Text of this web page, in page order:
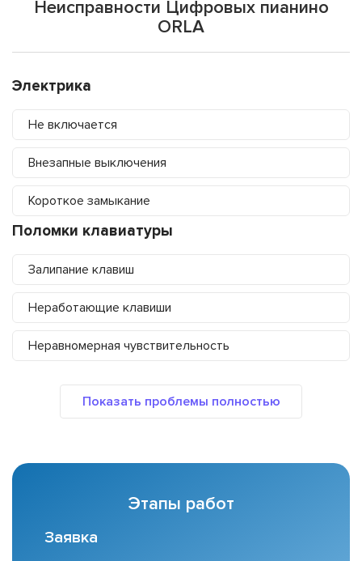
Неисправности Цифровых пианино
ORLA
Электрика
Не включается
Внезапные выключения
Короткое замыкание
Поломки клавиатуры
Залипание клавиш
Неработающие клавиши
Неравномерная чувствительность
Этапы работ
Заявка